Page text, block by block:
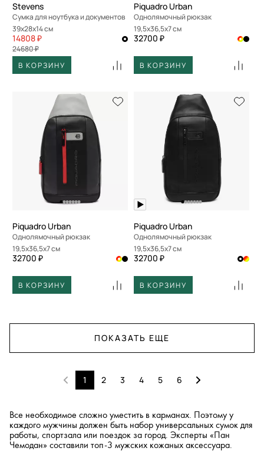
Stevens
Сумка для ноутбука и документов
39x28x14 см
14808 ₽
24680 ₽
В КОРЗИНУ
Piquadro Urban
Однолямочный рюкзак
19,5x36,5x7 см
32700 ₽
В КОРЗИНУ
Piquadro Urban
Однолямочный рюкзак
19,5x36,5x7 см
32700 ₽
В КОРЗИНУ
Piquadro Urban
Однолямочный рюкзак
19,5x36,5x7 см
32700 ₽
В КОРЗИНУ
ПОКАЗАТЬ ЕЩЕ
1 2 3 4 5 6
Все необходимое сложно уместить в карманах. Поэтому у
каждого мужчины должен быть набор универсальных сумок для
работы, спортзала или поездок за город. Эксперты «Пан
Чемодан» составили топ-3 мужских кожаных аксессуара.